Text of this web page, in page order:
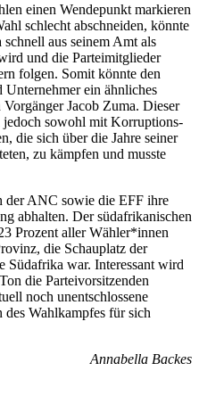
einen Wendepunkt markieren
schlecht abschneiden, könnte
schnell aus seinem Amt als
und die Parteimitglieder
folgen. Somit könnte den
ein ähnliches
Jacob Zuma. Dieser
jedoch sowohl mit Korruptions-
die sich über die Jahre seiner
zu kämpfen und musste
der ANC sowie die EFF ihre
abhalten. Der südafrikanischen
Prozent aller Wähler*innen
die Schauplatz der
Südafrika war. Interessant wird
die Parteivorsitzenden
noch unentschlossene
Wahlkampfes für sich
Annabella Backes